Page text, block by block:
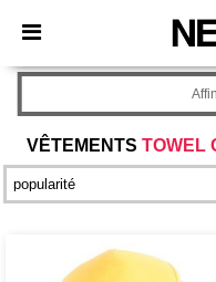
× Appli Needen
Meilleurs prix sur
VÊTEMENTS TOWEL